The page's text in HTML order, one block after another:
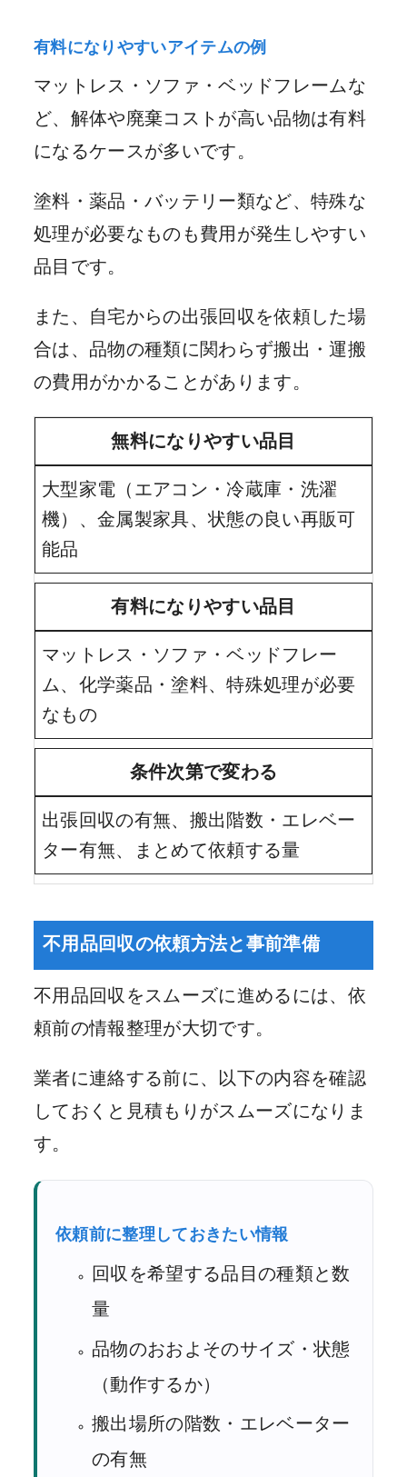
有料になりやすいアイテムの例
マットレス・ソファ・ベッドフレームな
ど、解体や廃棄コストが高い品物は有料
になるケースが多いです。
塗料・薬品・バッテリー類など、特殊な
処理が必要なものも費用が発生しやすい
品目です。
また、自宅からの出張回収を依頼した場
合は、品物の種類に関わらず搬出・運搬
の費用がかかることがあります。
無料になりやすい品目
大型家電（エアコン・冷蔵庫・洗濯
機）、金属製家具、状態の良い再販可
能品
有料になりやすい品目
マットレス・ソファ・ベッドフレー
ム、化学薬品・塗料、特殊処理が必要
なもの
条件次第で変わる
出張回収の有無、搬出階数・エレベー
ター有無、まとめて依頼する量
不用品回収の依頼方法と事前準備
不用品回収をスムーズに進めるには、依
頼前の情報整理が大切です。
業者に連絡する前に、以下の内容を確認
しておくと見積もりがスムーズになりま
す。
依頼前に整理しておきたい情報
回収を希望する品目の種類と数
量
品物のおおよそのサイズ・状態
（動作するか）
搬出場所の階数・エレベーター
の有無